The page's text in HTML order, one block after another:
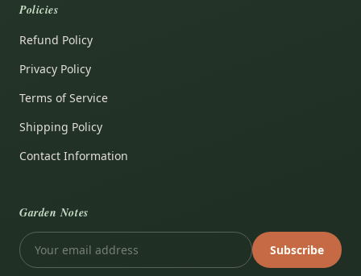
Policies
Refund Policy
Privacy Policy
Terms of Service
Shipping Policy
Contact Information
Garden Notes
Subscribe